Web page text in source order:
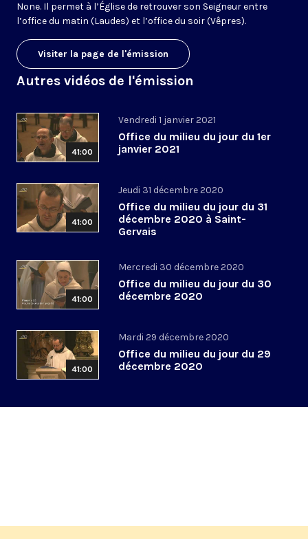
None. Il permet à l’Église de retrouver son Seigneur entre
l’office du matin (Laudes) et l’office du soir (Vêpres).
Visiter la page de l'émission
Autres vidéos de l'émission
41:00
Vendredi 1 janvier 2021
Office du milieu du jour du 1er
janvier 2021
41:00
Jeudi 31 décembre 2020
Office du milieu du jour du 31
décembre 2020 à Saint-
Gervais
41:00
Mercredi 30 décembre 2020
Office du milieu du jour du 30
décembre 2020
41:00
Mardi 29 décembre 2020
Office du milieu du jour du 29
décembre 2020